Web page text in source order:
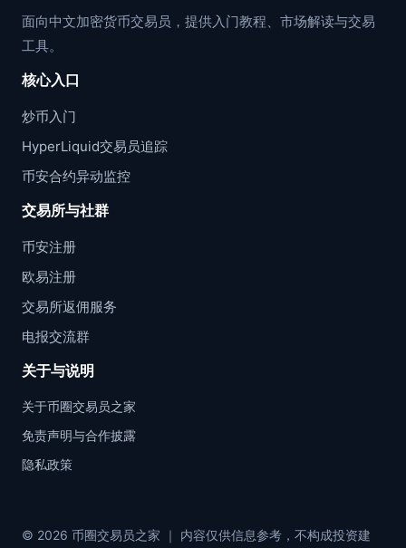
面向中文加密货币交易员，提供入门教程、市场解读与交易
工具。
核心入口
炒币入门
HyperLiquid交易员追踪
币安合约异动监控
交易所与社群
币安注册
欧易注册
交易所返佣服务
电报交流群
关于与说明
关于币圈交易员之家
免责声明与合作披露
隐私政策
© 2026 币圈交易员之家 ｜ 内容仅供信息参考，不构成投资建